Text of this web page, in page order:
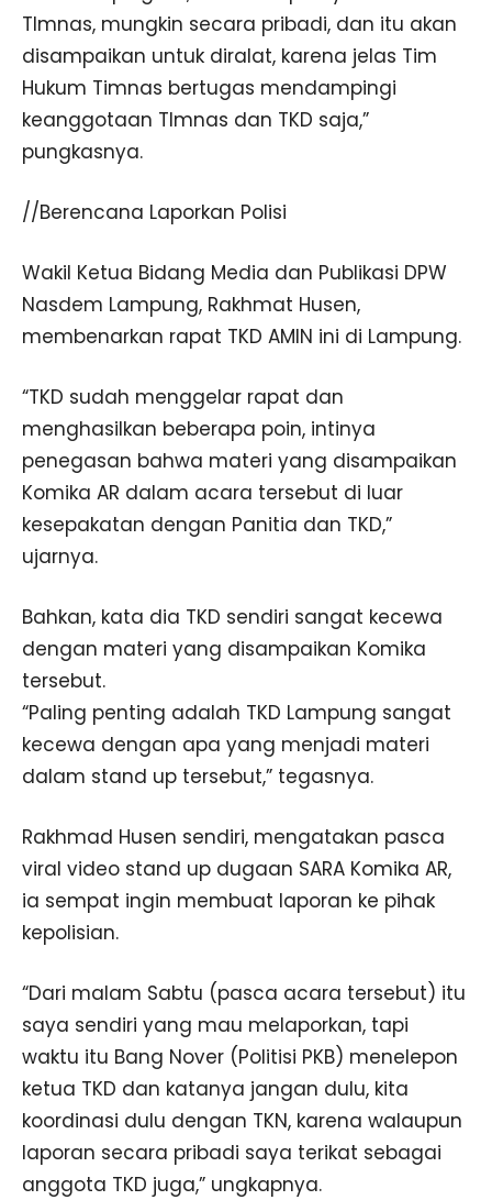
TImnas, mungkin secara pribadi, dan itu akan
disampaikan untuk diralat, karena jelas Tim
Hukum Timnas bertugas mendampingi
keanggotaan TImnas dan TKD saja,”
pungkasnya.
//Berencana Laporkan Polisi
Wakil Ketua Bidang Media dan Publikasi DPW
Nasdem Lampung, Rakhmat Husen,
membenarkan rapat TKD AMIN ini di Lampung.
“TKD sudah menggelar rapat dan
menghasilkan beberapa poin, intinya
penegasan bahwa materi yang disampaikan
Komika AR dalam acara tersebut di luar
kesepakatan dengan Panitia dan TKD,”
ujarnya.
Bahkan, kata dia TKD sendiri sangat kecewa
dengan materi yang disampaikan Komika
tersebut.
“Paling penting adalah TKD Lampung sangat
kecewa dengan apa yang menjadi materi
dalam stand up tersebut,” tegasnya.
Rakhmad Husen sendiri, mengatakan pasca
viral video stand up dugaan SARA Komika AR,
ia sempat ingin membuat laporan ke pihak
kepolisian.
“Dari malam Sabtu (pasca acara tersebut) itu
saya sendiri yang mau melaporkan, tapi
waktu itu Bang Nover (Politisi PKB) menelepon
ketua TKD dan katanya jangan dulu, kita
koordinasi dulu dengan TKN, karena walaupun
laporan secara pribadi saya terikat sebagai
anggota TKD juga,” ungkapnya.